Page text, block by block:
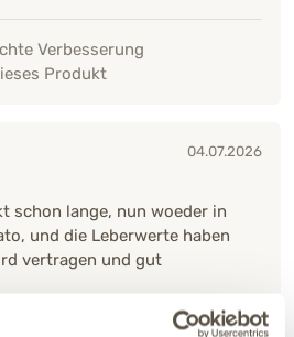
Verbesserung
Produkt
04.07.2026
schon lange, nun woeder in
und die Leberwerte haben
vertragen und gut